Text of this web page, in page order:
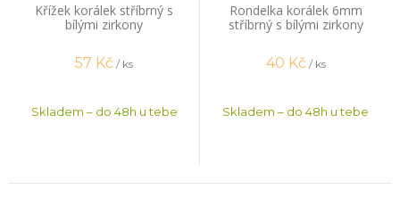
Křížek korálek stříbrný s
bílými zirkony
57 Kč / ks
Skladem – do 48h u tebe
Rondelka korálek 6mm
stříbrný s bílými zirkony
40 Kč / ks
Skladem – do 48h u tebe